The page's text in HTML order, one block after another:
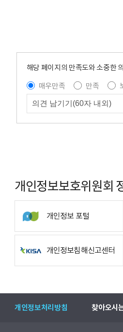
해당 페이지의 만족도와 소중한
매우만족
만족
개인정보보호위원회
개인정보 포털
개인정보침해신고센터
개인정보처리방침 찾아오시